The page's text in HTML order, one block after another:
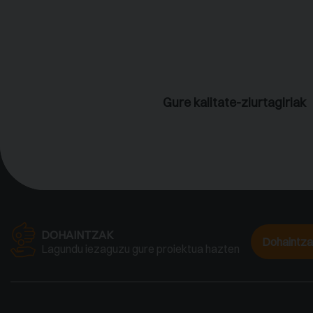
Gure kalitate-ziurtagiriak
DOHAINTZAK
Lagundu iezaguzu gure proiektua hazten
Dohaintza